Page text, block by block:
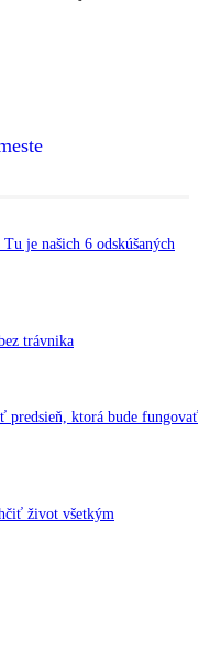
je našich 6 odskúšaných
trávnika
predsieň, ktorá bude fungovať
život všetkým